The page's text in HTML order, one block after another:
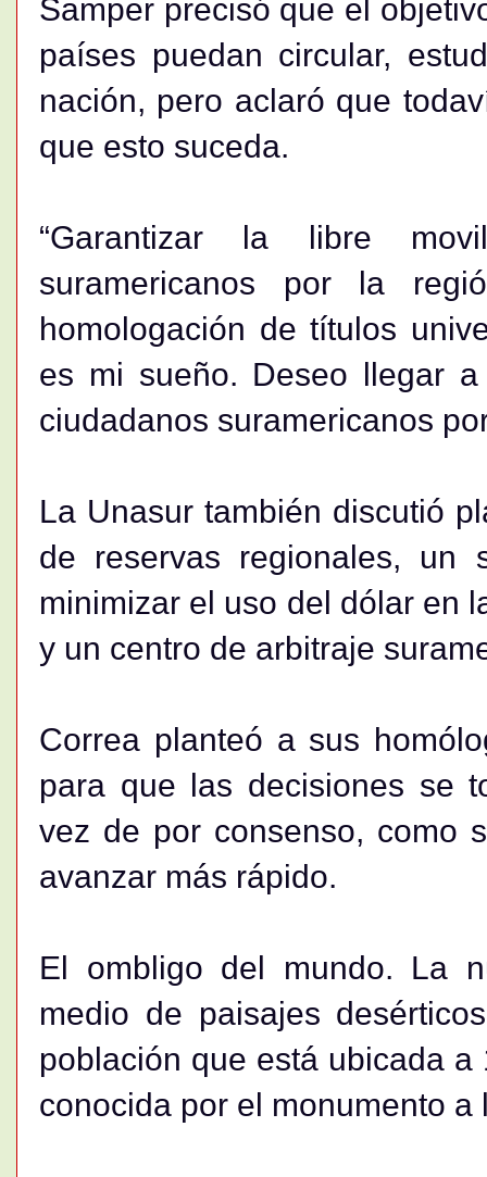
Samper precisó que el
países puedan circular,
nación, pero aclaró que
que esto suceda.
“Garantizar la libre
suramericanos por la
homologación de títulos
es mi sueño. Deseo llegar
ciudadanos suramericanos
La Unasur también discutió
de reservas regionales, un
minimizar el uso del dólar en
y un centro de arbitraje
Correa planteó a sus
para que las decisiones se
vez de por consenso, como
avanzar más rápido.
El ombligo del mundo. La
medio de paisajes
población que está ubicada
conocida por el monumento a